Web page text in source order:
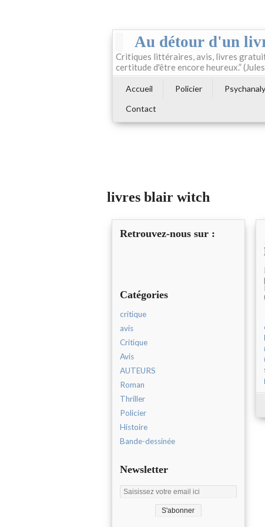
Au détour d'un
Critiques littéraires, avis, livres
certitude d'être encore heureux.”
Accueil Policier
Contact
livres blair witch
Retrouvez-nous sur :
Catégories
critique
avis
Critique
Avis
AUTEURS
Roman
Thriller
Policier
Histoire
Bande-dessinée
Newsletter